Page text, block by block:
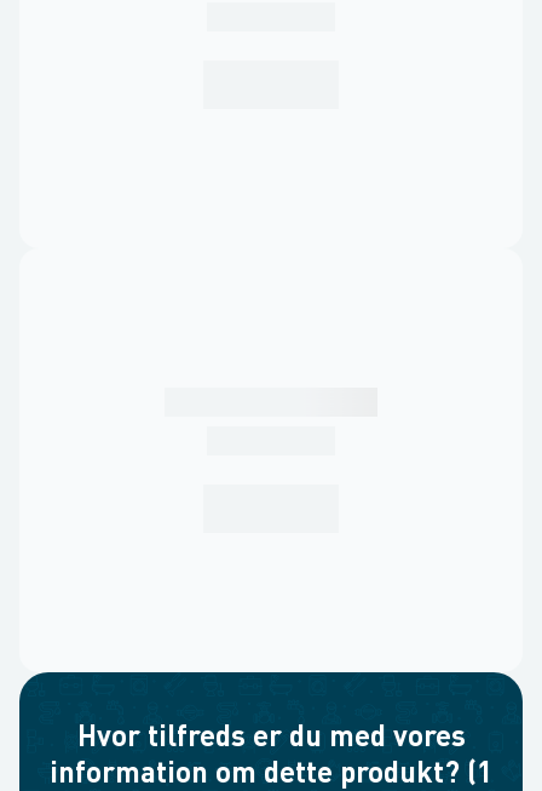
Hvor tilfreds er du med vores
information om dette produkt? (1